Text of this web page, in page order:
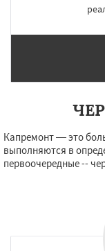
Капремонт — это
выполняются в
первоочередные --
Даю